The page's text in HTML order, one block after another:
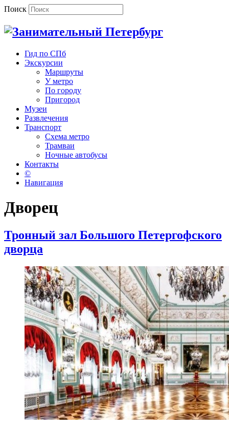
Поиск
Гид по СПб
Экскурсии
Маршруты
У метро
По городу
Пригород
Музеи
Развлечения
Транспорт
Схема метро
Трамваи
Ночные автобусы
Контакты
©
Навигация
Дворец
Тронный зал Большого Петергофского
дворца